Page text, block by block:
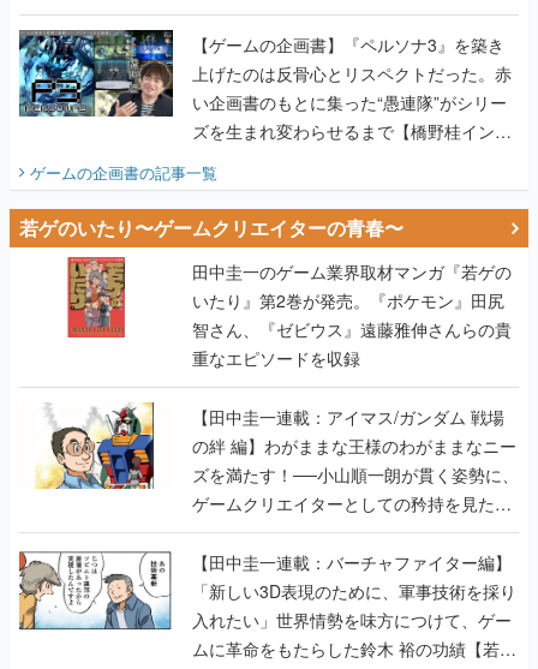
画書】
【ゲームの企画書】『ペルソナ3』を築き
上げたのは反骨心とリスペクトだった。赤
い企画書のもとに集った“愚連隊”がシリー
ズを生まれ変わらせるまで【橋野桂インタ
ゲームの企画書の記事一覧
若ゲのいたり〜ゲームクリエイターの青春〜
田中圭一のゲーム業界取材マンガ『若ゲの
いたり』第2巻が発売。『ポケモン』田尻
智さん、『ゼビウス』遠藤雅伸さんらの貴
重なエピソードを収録
【田中圭一連載：アイマス/ガンダム 戦場
の絆 編】わがままな王様のわがままなニー
ズを満たす！──小山順一朗が貫く姿勢に、
ゲームクリエイターとしての矜持を見た
【若ゲのいたり最終回】
【田中圭一連載：バーチャファイター編】
「新しい3D表現のために、軍事技術を採り
入れたい」世界情勢を味方につけて、ゲー
ムに革命をもたらした鈴木 裕の功績【若ゲ